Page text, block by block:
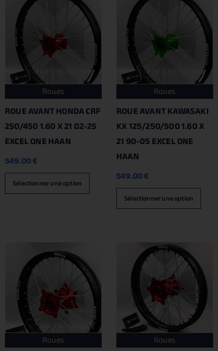
Roues
ROUE AVANT HONDA CRF
250/450 1.60 X 21 02-25
EXCEL ONE HAAN
549.00€
Sélectionner une option
Roues
ROUE AVANT KAWASAKI
KX 125/250/500 1.60 X
21 90-05 EXCEL ONE
HAAN
549.00€
Sélectionner une option
Roues Roues